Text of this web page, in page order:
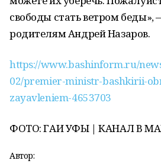
свободы стать ветром беды»,
родителям Андрей Назаров.
https://www.bashinform.ru/
02/premier-ministr-bashkirii-
zayavleniem-4653703
ФОТО: ГАИ УФЫ | КАНАЛ В
Автор: